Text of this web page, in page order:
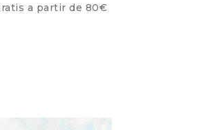
a partir de 80€